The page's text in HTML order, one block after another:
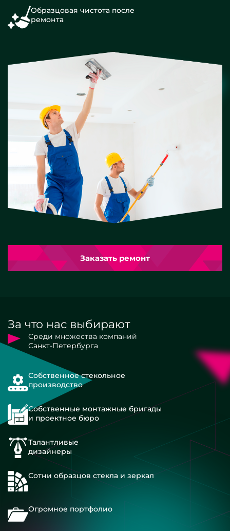
Образцовая чистота после
ремонта
Заказать ремонт
За что нас выбирают
Среди множества компаний
Санкт-Петербурга
Собственное стекольное
производство
Собственные монтажные бригады
и проектное бюро
Талантливые
дизайнеры
Сотни образцов стекла и зеркал
Огромное портфолио